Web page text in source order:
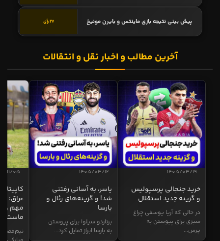
پیش بینی نتیجه بازی ماینتس و بایرن مونیخ 27 رأی
آخرین مطالب و اخبار نقل و انتقالات
1405/03/19
خرید جنجالی پرسپولیس
و گزینه جدید استقلال
در حالی که آریا یوسفی چراغ
سبزی برای پیوستن به
پرس...
1405/03/12
یاسر، به آسانی رفتنی
شد! و گزینه‌های رئال و
بارسا
برناردو سیلوا برای پیوستن
به بارسا ابراز تمایل کرد...
11/05
عراق:
مهم و
ماست
نیم‌فصل